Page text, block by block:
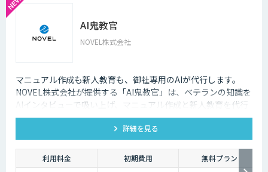
AI鬼教官
NOVEL株式会社
マニュアル作成も新人教育も、御社専用のAIが代行します。
NOVEL株式会社が提供する「AI鬼教官」は、ベテランの知識を
AIインタビューで吸い上げ、マニュアル作成と新人教育を代行
するAI教育係です。24時間・出典つきで新人の質問に答えま
詳細を見る
利用料金 初期費用
無料プラン